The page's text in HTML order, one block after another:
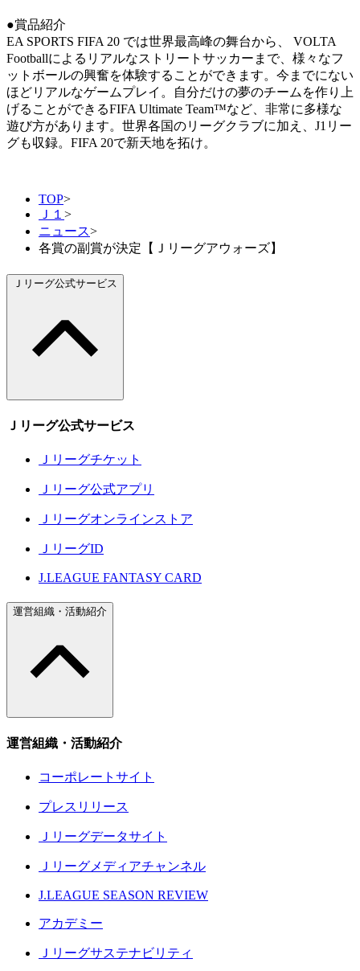
●賞品紹介
EA SPORTS FIFA 20 では世界最高峰の舞台から、 VOLTA
Footballによるリアルなストリートサッカーまで、様々なフ
ットボールの興奮を体験することができます。今までにない
ほどリアルなゲームプレイ。自分だけの夢のチームを作り上
げることができるFIFA Ultimate Team™など、非常に多様な
遊び方があります。世界各国のリーグクラブに加え、J1リー
グも収録。FIFA 20で新天地を拓け。
TOP>
Ｊ１ >
ニュース>
各賞の副賞が決定【Ｊリーグアウォーズ】
Ｊリーグ公式サービス
Ｊリーグ公式サービス
Ｊリーグチケット
Ｊリーグ公式アプリ
Ｊリーグオンラインストア
ＪリーグID
J.LEAGUE FANTASY CARD
運営組織・活動紹介
運営組織・活動紹介
コーポレートサイト
プレスリリース
Ｊリーグデータサイト
Ｊリーグメディアチャンネル
J.LEAGUE SEASON REVIEW
アカデミー
Ｊリーグサステナビリティ